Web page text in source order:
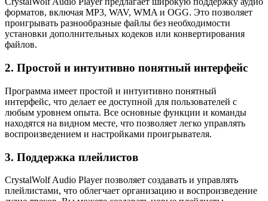
форматов, включая MP3, WAV, WMA и OGG. Это позволяет
проигрывать разнообразные файлы без необходимости
установки дополнительных кодеков или конвертирования
файлов.
2. Простой и интуитивно понятный интерфейс
Программа имеет простой и интуитивно понятный
интерфейс, что делает ее доступной для пользователей с
любым уровнем опыта. Все основные функции и команды
находятся на видном месте, что позволяет легко управлять
воспроизведением и настройками проигрывателя.
3. Поддержка плейлистов
CrystalWolf Audio Player позволяет создавать и управлять
плейлистами, что облегчает организацию и воспроизведение